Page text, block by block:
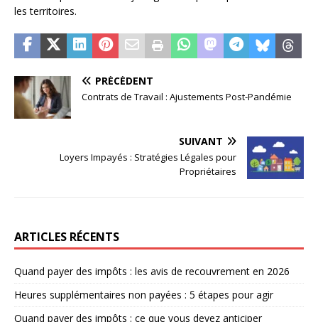
les territoires.
PRÉCÉDENT
Contrats de Travail : Ajustements Post-Pandémie
SUIVANT
Loyers Impayés : Stratégies Légales pour
Propriétaires
ARTICLES RÉCENTS
Quand payer des impôts : les avis de recouvrement en 2026
Heures supplémentaires non payées : 5 étapes pour agir
Quand payer des impôts : ce que vous devez anticiper